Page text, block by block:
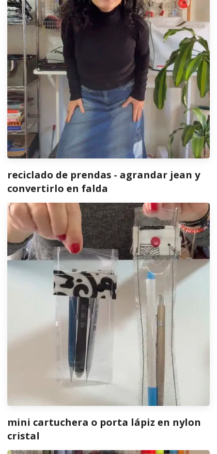
reciclado de prendas - agrandar jean y
convertirlo en falda
mini cartuchera o porta lápiz en nylon
cristal